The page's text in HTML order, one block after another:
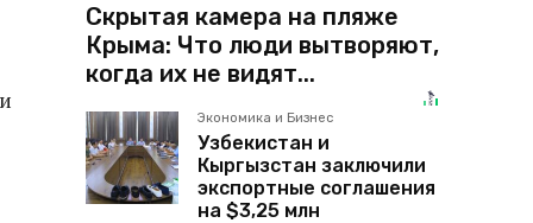
Скрытая камера на пляже
Крыма: Что люди вытворяют,
когда их не видят...
Экономика и Бизнес
Узбекистан и
Кыргызстан заключили
экспортные соглашения
на $3,25 млн